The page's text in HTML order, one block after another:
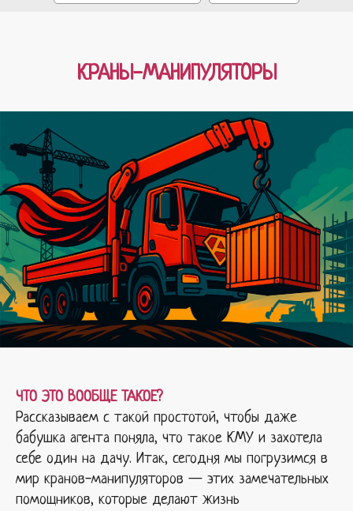
КРАНЫ-МАНИПУЛЯТОРЫ
ЧТО ЭТО ВООБЩЕ ТАКОЕ?
Рассказываем с такой простотой, чтобы даже
бабушка агента поняла, что такое КМУ и захотела
себе один на дачу. Итак, сегодня мы погрузимся в
мир кранов-манипуляторов — этих замечательных
помощников, которые делают жизнь